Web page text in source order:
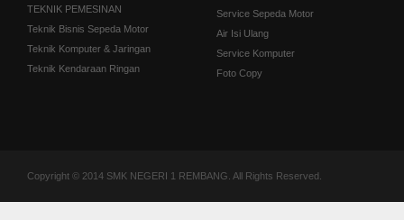
TEKNIK PEMESINAN
Teknik Bisnis Sepeda Motor
Teknik Komputer & Jaringan
Teknik Kendaraan Ringan
Service Sepeda Motor
Air Isi Ulang
Service Komputer
Foto Copy
Copyright © 2014 SMK NEGERI 1 REMBANG. All Rights Reserved.